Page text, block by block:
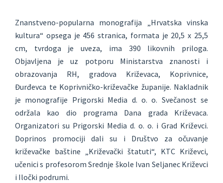
Znanstveno-popularna monografija „Hrvatska vinska
kultura“ opsega je 456 stranica, formata je 20,5 x 25,5
cm, tvrdoga je uveza, ima 390 likovnih priloga.
Objavljena je uz potporu Ministarstva znanosti i
obrazovanja RH, gradova Križevaca, Koprivnice,
Đurđevca te Koprivničko-križevačke županije. Nakladnik
je monografije Prigorski Media d. o. o. Svečanost se
održala kao dio programa Dana grada Križevaca.
Organizatori su Prigorski Media d. o. o. i Grad Križevci.
Doprinos promociji dali su i Društvo za očuvanje
križevačke baštine „Križevački štatuti“, KTC Križevci,
učenici s profesorom Srednje škole Ivan Seljanec Križevci
i Iločki podrumi.